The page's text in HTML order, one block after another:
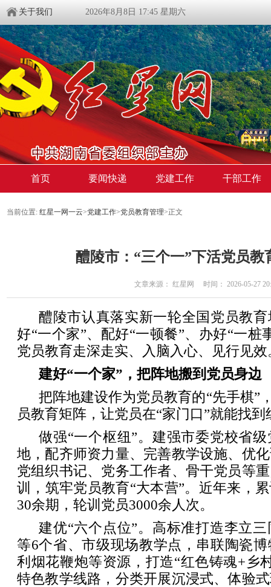
关于我们 2026年8月8日 17:45 星期六
首页 要闻快递 党建工作 干部工作
当前位置: 红星一网一云>党建工作>党员教育管理>正文
醴陵市：“三个一”下活党员教
文章来源： 红星网 时间： 2026-05-27
醴陵市认真落实新一轮全国党员教
好“一个家”、配好“一顿餐”、办好“一桩
党员教育走深走实、入脑入心、见行见效
建好“一个家”，把阵地搬到党员身边
把阵地建设作为党员教育的“先手棋”
员教育矩阵，让党员在“家门口”就能找
做强“一个枢纽”。建强市委党校省
地，配齐师资力量、完善教学设施、优
党组织书记、党务工作者、骨干党员等
训，筑牢党员教育“大本营”。近年来，
30余期，轮训党员3000余人次。
建优“六个点位”。高标准打造李立
等6个省、市级现场教学点，串联陶瓷
利烟花鞭炮等资源，打造“红色铸魂+乡
特色教学线路，分类开展沉浸式、体验